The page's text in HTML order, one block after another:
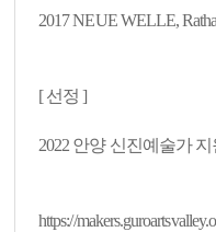
2017 NEUE WELLE,
[ 선정 ]
2022 안양 신진예술가
https://